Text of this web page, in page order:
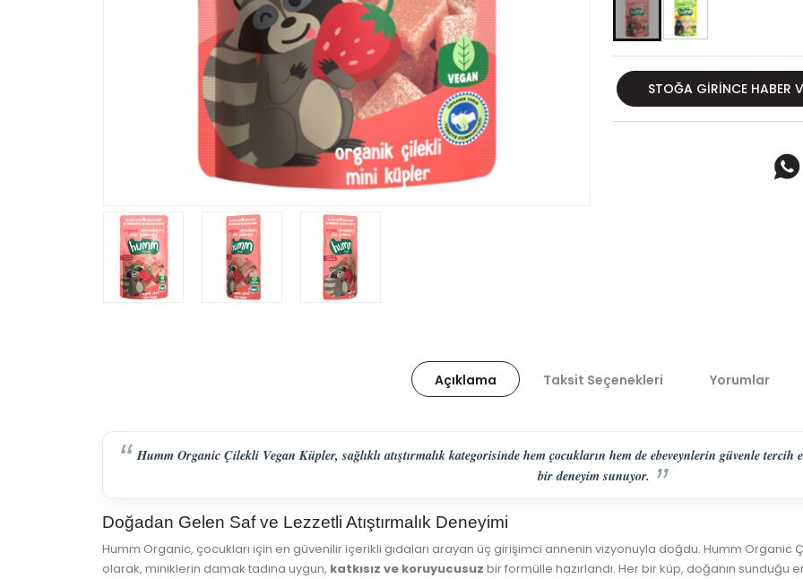
STOĞA GIRINCE HABER
Açıklama Taksit Seçenekleri Yorumlar
Humm Organic Çilekli Vegan Küpler, sağlıklı atıştırmalık kategorisinde hem çocukların hem de ebeveynlerin güvenle tercih
bir deneyim sunuyor.
Doğadan Gelen Saf ve Lezzetli Atıştırmalık Deneyimi
Humm Organic, çocukları için en güvenilir içerikli gıdaları arayan üç girişimci annenin vizyonuyla doğdu. Humm Organic
olarak, miniklerin damak tadına uygun, katkısız ve koruyucusuz bir formülle hazırlandı. Her bir küp, doğanın